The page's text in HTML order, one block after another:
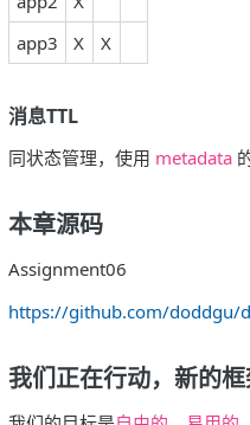
app3
X X
消息TTL
同状态管理，使用 metadata
本章源码
Assignment06
https://github.com/doddgu/
我们正在行动，新的